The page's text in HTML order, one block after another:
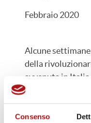
Consenso
Febbraio 2020
Alcune
della
avvenuta in
del MIAC,
ordini per questa
di unire per la